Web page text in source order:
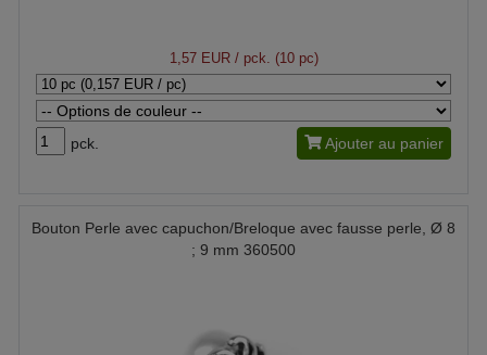
1,57 EUR/ pck. (10 pc)
pck. Ajouter au panier
Bouton Perle avec capuchon/Breloque avec fausse perle, Ø 8
; 9 mm 360500